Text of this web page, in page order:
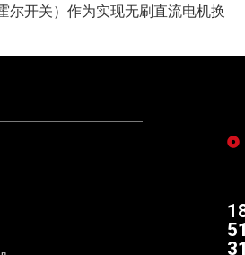
尔开关）作为实现无刷直流电机换